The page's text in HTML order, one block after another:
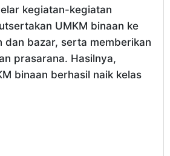
kegiatan-kegiatan
UMKM binaan ke
dan bazar, serta memberikan
prasarana. Hasilnya,
binaan berhasil naik kelas